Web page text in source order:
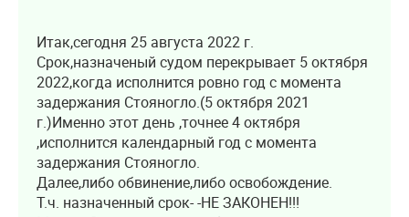
Итак,сегодня 25 августа 2022 г.
Срок,назначеный судом перекрывает 5 октября
2022,когда исполнится ровно год с момента
задержания Стояногло.(5 октября 2021
г.)Именно этот день ,точнее 4 октября
,исполнится календарный год с момента
задержания Стояногло.
Далее,либо обвинение,либо освобождение.
Т.ч. назначенный срок- -НЕ ЗАКОНЕН!!!